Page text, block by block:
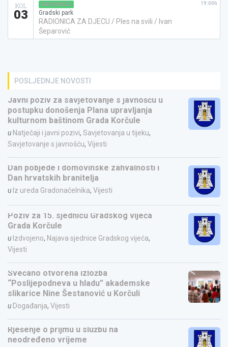
KOL
03
RADIONICA
Gradski park
RADIONICA ZA DJECU / Ples na svili / Ivan
Šeparović
19:00h
POSLJEDNJE NOVOSTI
Javni poziv za savjetovanje s javnošću u
postupku donošenja Plana upravljanja
kulturnom baštinom Grada Korčule
u Natječaji i javni pozivi, Savjetovanja u tijeku,
Savjetovanje s javnošću, Vijesti
Dan pobjede i domovinske zahvalnosti i
Dan hrvatskih branitelja
u Iz ureda Gradonačelnika, Vijesti
Poziv za 15. sjednicu Gradskog vijeća
Grada Korčule
u Izdvojeno, Najava sjednice Gradskog vijeća,
Vijesti
Svečano otvorena izložba
“Poslijepodneva u hladu” akademske
slikarice Nine Šestanović u Korčuli
u Događanja, Vijesti
Rješenje o prijmu u službu na
neodređeno vrijeme